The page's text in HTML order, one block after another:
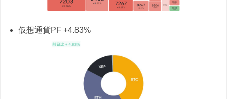
仮想通貨PF +4.83%